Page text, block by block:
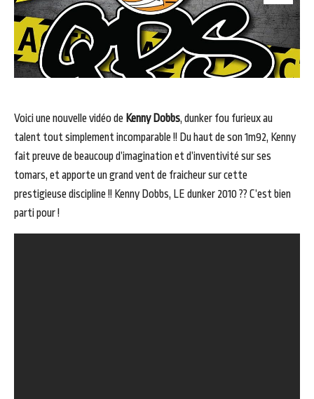
Voici une nouvelle vidéo de Kenny Dobbs, dunker fou furieux au
talent tout simplement incomparable !! Du haut de son 1m92, Kenny
fait preuve de beaucoup d’imagination et d’inventivité sur ses
tomars, et apporte un grand vent de fraicheur sur cette
prestigieuse discipline !! Kenny Dobbs, LE dunker 2010 ?? C’est bien
parti pour !